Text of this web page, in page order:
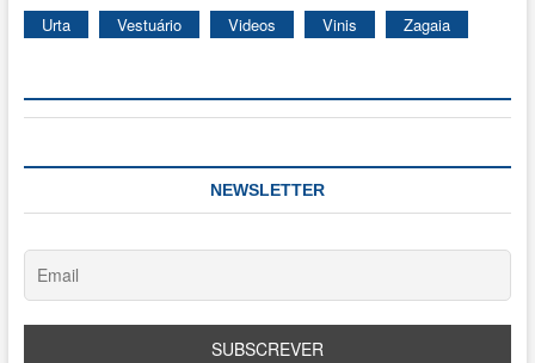
Urta
Vestuário Videos Vinis Zagaia
NEWSLETTER